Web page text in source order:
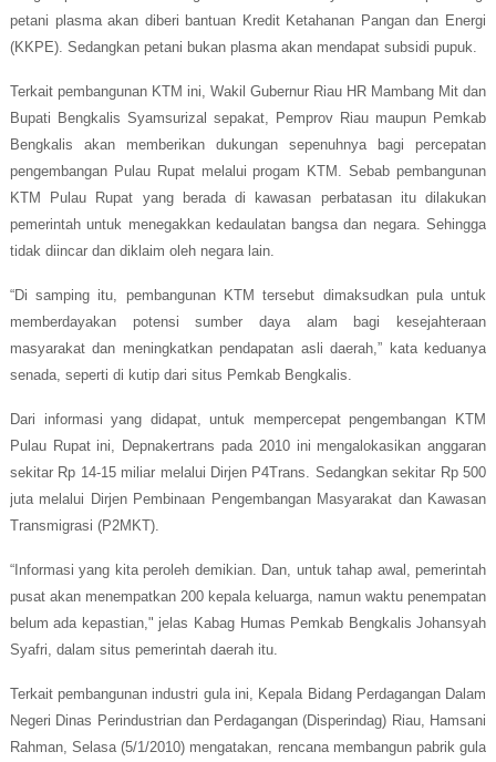
petani plasma akan diberi bantuan Kredit Ketahanan Pangan dan Energi
(KKPE). Sedangkan petani bukan plasma akan mendapat subsidi pupuk.
Terkait pembangunan KTM ini, Wakil Gubernur Riau HR Mambang Mit dan
Bupati Bengkalis Syamsurizal sepakat, Pemprov Riau maupun Pemkab
Bengkalis akan memberikan dukungan sepenuhnya bagi percepatan
pengembangan Pulau Rupat melalui progam KTM. Sebab pembangunan
KTM Pulau Rupat yang berada di kawasan perbatasan itu dilakukan
pemerintah untuk menegakkan kedaulatan bangsa dan negara. Sehingga
tidak diincar dan diklaim oleh negara lain.
“Di samping itu, pembangunan KTM tersebut dimaksudkan pula untuk
memberdayakan potensi sumber daya alam bagi kesejahteraan
masyarakat dan meningkatkan pendapatan asli daerah,” kata keduanya
senada, seperti di kutip dari situs Pemkab Bengkalis.
Dari informasi yang didapat, untuk mempercepat pengembangan KTM
Pulau Rupat ini, Depnakertrans pada 2010 ini mengalokasikan anggaran
sekitar Rp 14-15 miliar melalui Dirjen P4Trans. Sedangkan sekitar Rp 500
juta melalui Dirjen Pembinaan Pengembangan Masyarakat dan Kawasan
Transmigrasi (P2MKT).
“Informasi yang kita peroleh demikian. Dan, untuk tahap awal, pemerintah
pusat akan menempatkan 200 kepala keluarga, namun waktu penempatan
belum ada kepastian," jelas Kabag Humas Pemkab Bengkalis Johansyah
Syafri, dalam situs pemerintah daerah itu.
Terkait pembangunan industri gula ini, Kepala Bidang Perdagangan Dalam
Negeri Dinas Perindustrian dan Perdagangan (Disperindag) Riau, Hamsani
Rahman, Selasa (5/1/2010) mengatakan, rencana membangun pabrik gula